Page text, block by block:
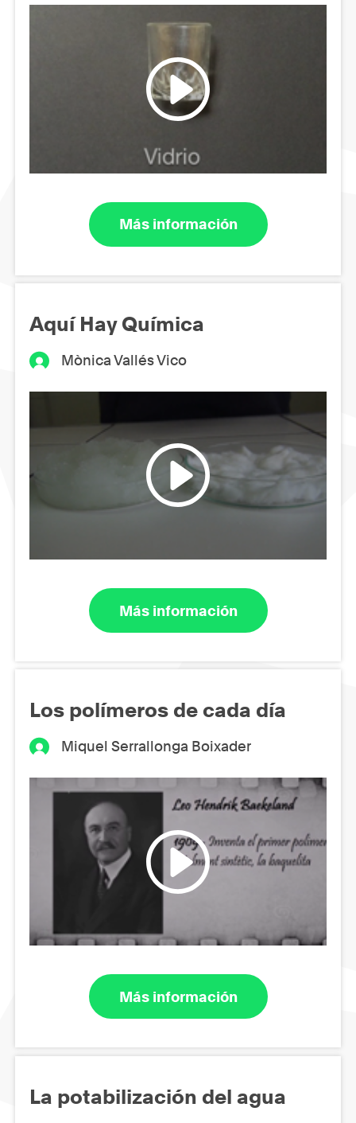
Más información
Aquí Hay Química
Mònica Vallés Vico
Más información
Los polímeros de cada día
Miquel Serrallonga Boixader
Más información
La potabilización del agua